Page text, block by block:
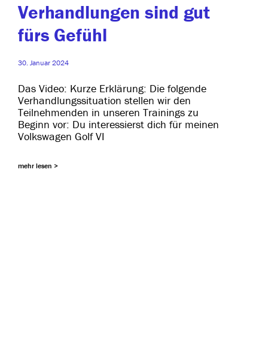
Verhandlungen sind gut
fürs Gefühl
30. Januar 2024
Das Video: Kurze Erklärung: Die fol­gen­de
Verhandlungssituation stel­len wir den
Teilnehmenden in unse­ren Trainings zu
Beginn vor: Du inter­es­sierst dich für mei­nen
Volkswagen Golf VI
mehr lesen >